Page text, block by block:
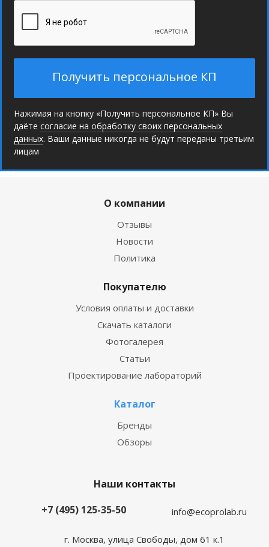
Получить персональное КП
Нажимая на кнопку «Получить персональное КП» Вы
даёте согласие на обработку своих персональных
данных. Ваши данные никогда не будут переданы третьим
лицам
О компании
Отзывы
Новости
Политика
Покупателю
Условия оплаты и доставки
Скачать каталоги
Фотогалерея
Статьи
Проектирование лабораторий
Каталог
Бренды
Обзоры
Наши контакты
+7 (495) 125-35-50
info@ecoprolab.ru
г. Москва, улица Свободы, дом 61 к.1